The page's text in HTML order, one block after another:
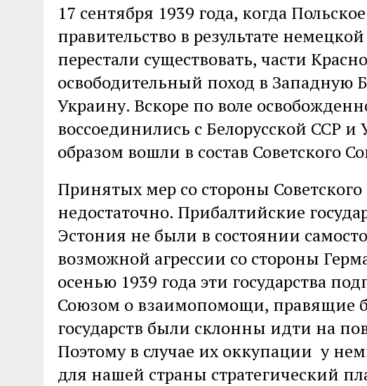
17 сентября 1939 года, когда
правительство в результате
перестали существовать, части
освободительный поход в Западную
Украину. Вскоре по воле
воссоединились с Белорусской ССР
образом вошли в состав Советского
Принятых мер со стороны
недостаточно. Прибалтийские
Эстония не были в состоянии
возможной агрессии со стороны
осенью 1939 года эти государства
Союзом о взаимопомощи, правящие
государств были склонны идти на
Поэтому в случае их оккупации у
для нашей страны стратегический